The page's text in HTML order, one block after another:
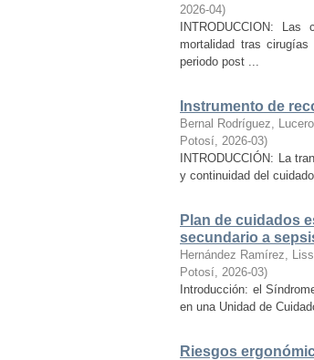
2026-04)
INTRODUCCION:
mortalidad tras
periodo post ...
Instrumento de
Bernal Rodríguez,
Potosí, 2026-03)
INTRODUCCIÓN: La
y continuidad del
Plan de cuidados
secundario a
Hernández Ramírez,
Potosí, 2026-03)
Introducción: el
en una Unidad de
Riesgos